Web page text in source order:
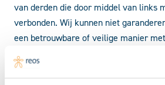
van derden die door middel van links
verbonden. Wij kunnen niet
een betrouwbare of veilige manier
persoonsgegevens omgaan. Wij raden
privacyverklaring van deze websites